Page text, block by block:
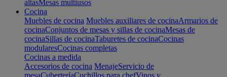
altasMesas multiusos
Cocina
Muebles de cocina Muebles auxiliares de cocinaArmarios de
cocinaConjuntos de mesas y sillas de cocinaMesas de
cocinaSillas de cocinaTaburetes de cocinaCocinas
modularesCocinas completas
Cocinas a medida
Accesorios de cocina MenajeServicio de
mesaCuberteríaCuchillos para chefVinos y